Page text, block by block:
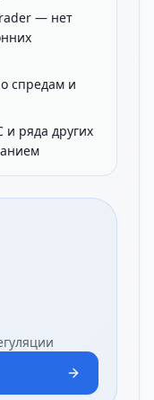
— нет
спредам и
и ряда других